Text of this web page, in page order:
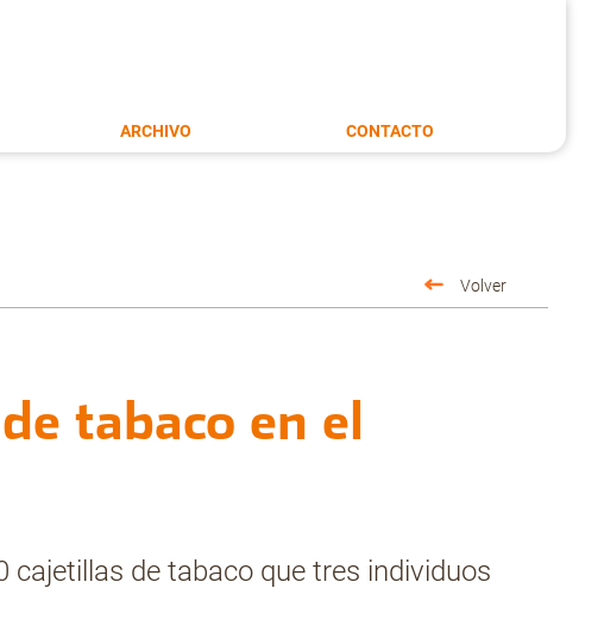
ARCHIVO CONTACTO
Volver
tabaco en el
cajetillas de tabaco que tres individuos